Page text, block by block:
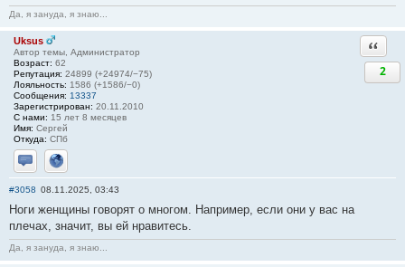
Да, я зануда, я знаю...
Uksus
Автор темы, Администратор
Возраст: 62
Репутация: 24899 (+24974/−75)
Лояльность: 1586 (+1586/−0)
Сообщения: 13337
Зарегистрирован: 20.11.2010
С нами: 15 лет 8 месяцев
Имя: Сергей
Откуда: СПб
Отправить личное сообщение
Сайт
2
#3058 08.11.2025, 03:43
Ноги женщины говорят о многом. Например, если они у вас на
плечах, значит, вы ей нравитесь.
Да, я зануда, я знаю...